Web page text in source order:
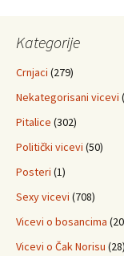
Kategorije
Crnjaci (279)
Nekategorisani vicevi
Pitalice (302)
Politički vicevi (50)
Posteri (1)
Sexy vicevi (708)
Vicevi o bosancima
Vicevi o Čak Norisu (28)